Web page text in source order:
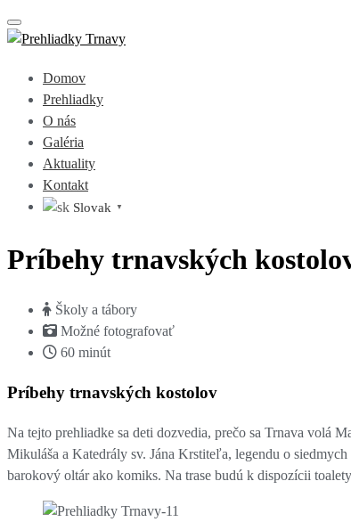
Toggle navigation
Domov
Prehliadky
O nás
Galéria
Aktuality
Kontakt
Slovak ▼
Príbehy trnavských
Školy a tábory
Možné fotografovať
60 minút
Príbehy trnavských kostolov
Na tejto prehliadke sa deti dozvedia, prečo sa Trnava volá
Mikuláša a Katedrály sv. Jána Krstiteľa, legendu o
barokový oltár ako komiks. Na trase budú k dispozícii